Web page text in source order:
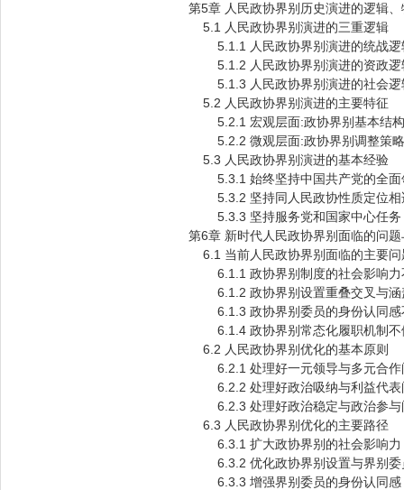
第5章 人民政协界别历史演进的逻辑
5.1 人民政协界别演进的三重逻辑
5.1.1 人民政协界别演进的统战逻
5.1.2 人民政协界别演进的资政逻
5.1.3 人民政协界别演进的社会逻
5.2 人民政协界别演进的主要特征
5.2.1 宏观层面:政协界别基本结构
5.2.2 微观层面:政协界别调整策略
5.3 人民政协界别演进的基本经验
5.3.1 始终坚持中国共产党的全面
5.3.2 坚持同人民政协性质定位相
5.3.3 坚持服务党和国家中心任务
第6章 新时代人民政协界别面临的问
6.1 当前人民政协界别面临的主要问
6.1.1 政协界别制度的社会影响力
6.1.2 政协界别设置重叠交叉与涵
6.1.3 政协界别委员的身份认同感
6.1.4 政协界别常态化履职机制不
6.2 人民政协界别优化的基本原则
6.2.1 处理好一元领导与多元合作
6.2.2 处理好政治吸纳与利益代表
6.2.3 处理好政治稳定与政治参与
6.3 人民政协界别优化的主要路径
6.3.1 扩大政协界别的社会影响力
6.3.2 优化政协界别设置与界别委
6.3.3 增强界别委员的身份认同感